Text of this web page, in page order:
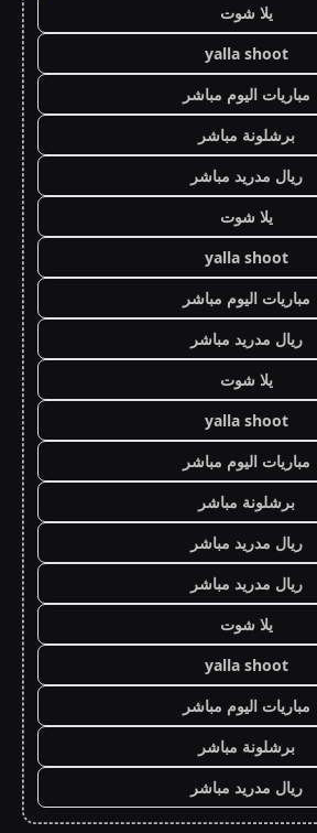
يلا شوت
yalla shoot
مباريات اليوم مباشر
برشلونة مباشر
ريال مدريد مباشر
يلا شوت
yalla shoot
مباريات اليوم مباشر
ريال مدريد مباشر
يلا شوت
yalla shoot
مباريات اليوم مباشر
برشلونة مباشر
ريال مدريد مباشر
ريال مدريد مباشر
يلا شوت
yalla shoot
مباريات اليوم مباشر
برشلونة مباشر
ريال مدريد مباشر